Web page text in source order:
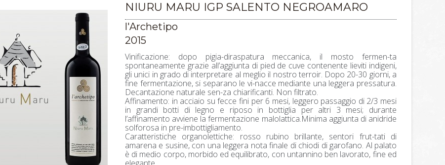
NIURU MARU IGP SALENTO NEGROAMARO
l'Archetipo
2015
Vinificazione: dopo pigia-diraspatura meccanica, il mosto fermen-ta
spontaneamente grazie all’aggiunta di pied de cuve contenente lieviti indigeni,
gli unici in grado di interpretare al meglio il nostro terroir. Dopo 20-30 giorni, a
fine fermentazione, si separano le vi-nacce mediante una leggera pressatura.
Decantazione naturale sen-za chiarificanti. Non filtrato.
Affinamento: in acciaio su fecce fini per 6 mesi, leggero passaggio di 2/3 mesi
in grandi botti di legno e riposo in bottiglia per altri 3 mesi; durante
l’affinamento avviene la fermentazione malolattica.Minima aggiunta di anidride
solforosa in pre-imbottigliamento.
Caratteristiche organolettiche: rosso rubino brillante, sentori frut-tati di
amarena e susine, con una leggera nota finale di chiodi di garofano. Al palato
è di medio corpo, morbido ed equilibrato, con untannino ben lavorato, fine ed